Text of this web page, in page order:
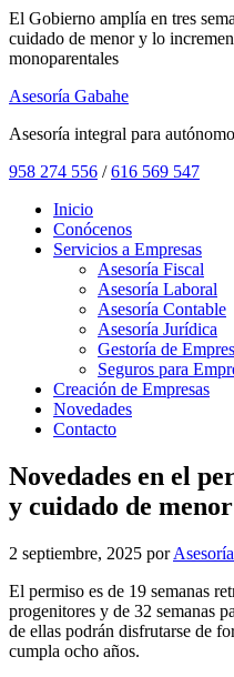
El Gobierno amplía en tres
cuidado de menor y lo
monoparentales
Asesoría Gabahe
Asesoría integral para
958 274 556 / 616 569 547
Inicio
Conócenos
Servicios a Empresas
Asesoría Fiscal
Asesoría Laboral
Asesoría Contable
Asesoría Jurídica
Gestoría de
Seguros para
Creación de Empresas
Novedades
Contacto
Novedades en el
y cuidado de menor
2 septiembre, 2025 por
El permiso es de 19 semanas
progenitores y de 32 semanas
de ellas podrán disfrutarse de
cumpla ocho años.